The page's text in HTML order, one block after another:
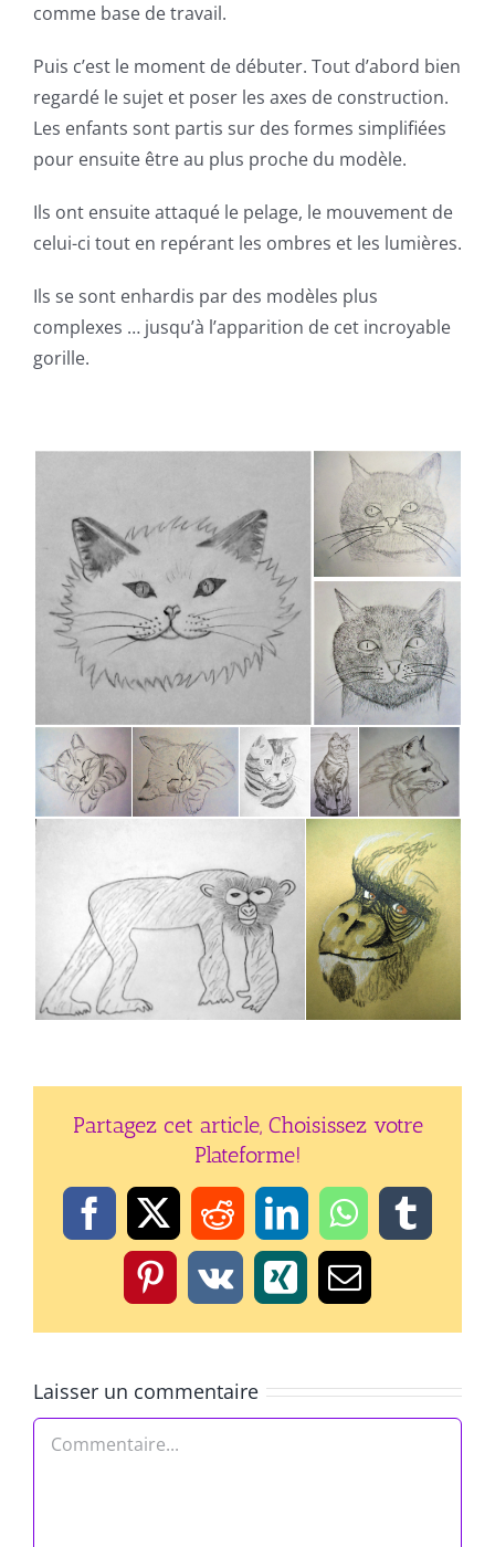
comme base de travail.
Puis c’est le moment de débuter. Tout d’abord bien
regardé le sujet et poser les axes de construction.
Les enfants sont partis sur des formes simplifiées
pour ensuite être au plus proche du modèle.
Ils ont ensuite attaqué le pelage, le mouvement de
celui-ci tout en repérant les ombres et les lumières.
Ils se sont enhardis par des modèles plus
complexes … jusqu’à l’apparition de cet incroyable
gorille.
Partagez cet article, Choisissez votre
Plateforme!
Facebook
X RedditLinkedInWhatsApp
Pinterest
Vk XingEmail
Laisser un commentaire
Commentaire